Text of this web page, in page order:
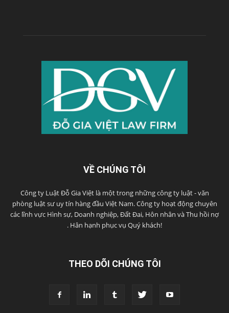
VỀ CHÚNG TÔI
Công ty Luật Đỗ Gia Việt là một trong những công ty luật - văn
phòng luật sư uy tín hàng đầu Việt Nam. Công ty hoạt động chuyên
các lĩnh vực Hình sự, Doanh nghiệp, Đất Đai, Hôn nhân và Thu hồi nợ
. Hân hạnh phục vụ Quý khách!
THEO DÕI CHÚNG TÔI